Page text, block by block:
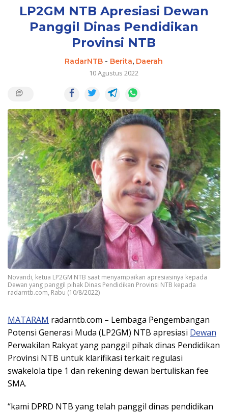
LP2GM NTB Apresiasi Dewan
Panggil Dinas Pendidikan
Provinsi NTB
RadarNTB - Berita, Daerah
10 Agustus 2022
Novandi, ketua LP2GM NTB saat menyampaikan apresiasinya kepada
Dewan yang panggil pihak Dinas Pendidikan Provinsi NTB kepada
radarntb.com, Rabu (10/8/2022)
MATARAM radarntb.com – Lembaga Pengembangan
Potensi Generasi Muda (LP2GM) NTB apresiasi Dewan
Perwakilan Rakyat yang panggil pihak dinas Pendidikan
Provinsi NTB untuk klarifikasi terkait regulasi
swakelola tipe 1 dan rekening dewan bertuliskan fee
SMA.
“kami DPRD NTB yang telah panggil dinas pendidikan